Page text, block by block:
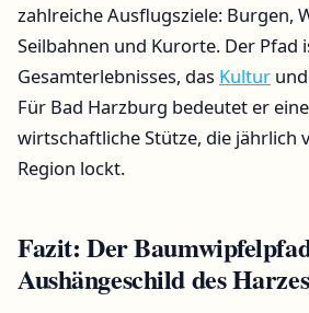
zahlreiche Ausflugsziele: Burgen,
Seilbahnen und Kurorte. Der Pfad
Gesamterlebnisses, das Kultur
Für Bad Harzburg bedeutet er
wirtschaftliche Stütze, die jährlich
Region lockt.
Fazit: Der
Aushängeschild des Harzes